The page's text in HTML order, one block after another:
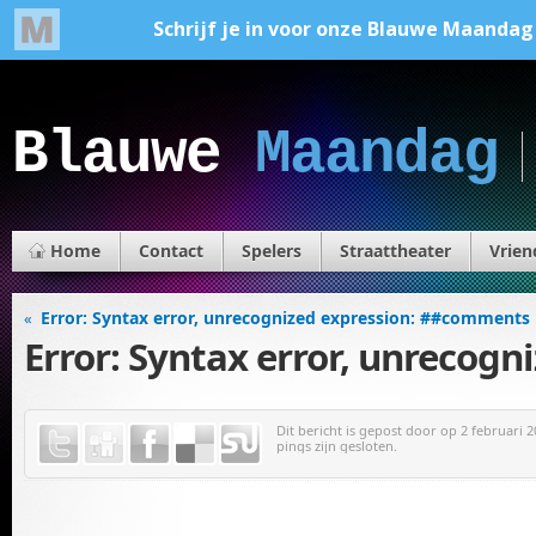
BlauweMaandag
Home Contact Spelers Straattheater
« Error: Syntax error, unrecognized expression: ##comments
Error: Syntax error,
Dit bericht is gepost door op 2 februari
pings zijn gesloten.